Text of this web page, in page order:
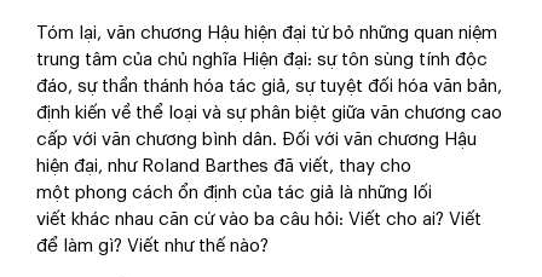
Tóm lại, văn chương Hậu hiện đại từ bỏ những quan niệm
trung tâm của chủ nghĩa Hiện đại: sự tôn sùng tính độc
đáo, sự thần thánh hóa tác giả, sự tuyệt đối hóa văn bản,
định kiến về thể loại và sự phân biệt giữa văn chương cao
cấp với văn chương bình dân. Đối với văn chương Hậu
hiện đại, như Roland Barthes đã viết, thay cho
một phong cách ổn định của tác giả là những lối
viết khác nhau căn cứ vào ba câu hỏi: Viết cho ai? Viết
để làm gì? Viết như thế nào?